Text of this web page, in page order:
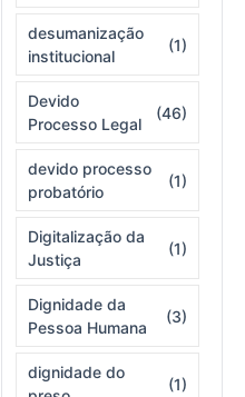
desumanização
institucional
(1)
Devido
Processo Legal
(46)
devido processo
probatório
(1)
Digitalização da
Justiça
(1)
Dignidade da
Pessoa Humana
(3)
dignidade do
(1)